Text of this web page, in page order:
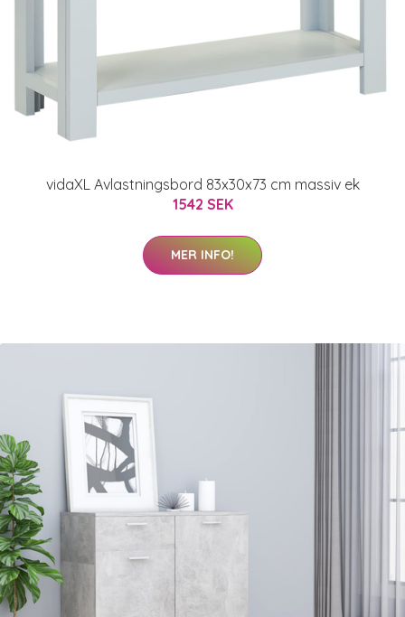
vidaXL Avlastningsbord 83x30x73 cm massiv ek
1542 SEK
MER INFO!